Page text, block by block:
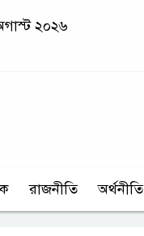
২০২৬
রাজনীতি অর্থনীতি